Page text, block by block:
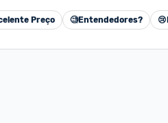
Preço 🧐Entendedores? 😢